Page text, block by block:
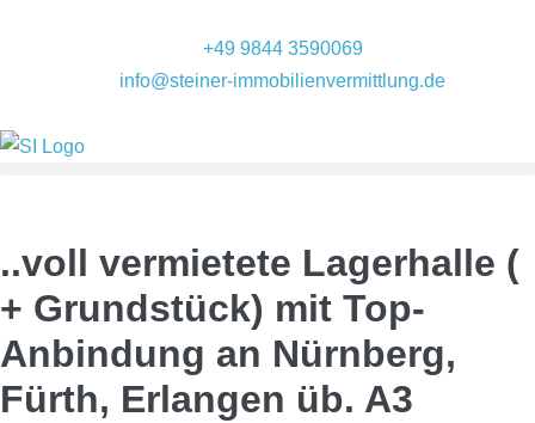
+49 9844 3590069
info@steiner-immobilienvermittlung.de
..voll vermietete Lagerhalle (
+ Grundstück) mit Top-
Anbindung an Nürnberg,
Fürth, Erlangen üb. A3